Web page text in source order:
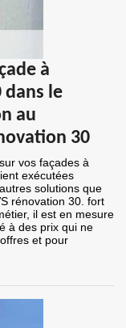
à
dans le
au
30
vos façades à
exécutées
solutions que
rénovation 30. fort
il est en mesure
à des prix qui ne
et pour